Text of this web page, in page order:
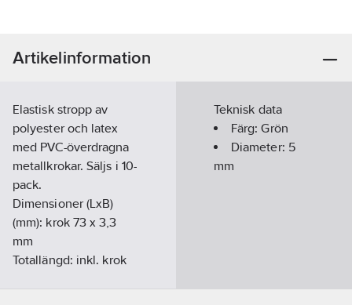
Artikelinformation
Elastisk stropp av
polyester och latex
med PVC-överdragna
metallkrokar. Säljs i 10-
pack.
Dimensioner (LxB)
(mm): krok 73 x 3,3
mm
Totallängd: inkl. krok
Teknisk data
Färg:Grön
Diameter: 5
mm